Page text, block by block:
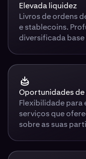
Elevada liquidez
Livros de ordens
e stablecoins.
diversificada
Oportunidades
Flexibilidade para
serviços que
sobre as suas